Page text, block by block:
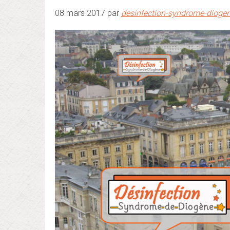
08 mars 2017 par desinfection-syndrome-